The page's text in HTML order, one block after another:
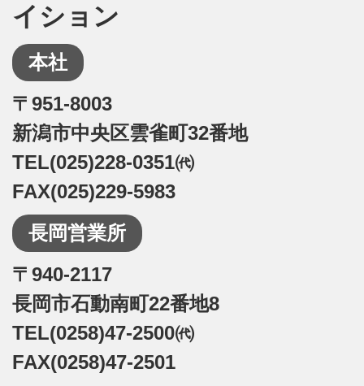
イション
本社
〒951-8003
新潟市中央区雲雀町32番地
TEL(025)228-0351㈹
FAX(025)229-5983
長岡営業所
〒940-2117
長岡市石動南町22番地8
TEL(0258)47-2500㈹
FAX(0258)47-2501